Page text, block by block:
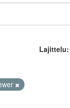
Lajittelu